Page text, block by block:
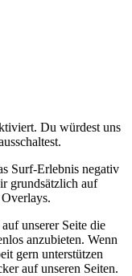
Du würdest uns
Surf-Erlebnis negativ
grundsätzlich auf
unserer Seite die
anzubieten. Wenn
gern unterstützen
auf unseren Seiten.